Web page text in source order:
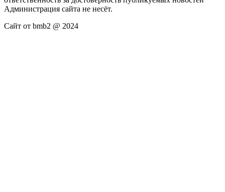
Администрация сайта не несёт.
Сайт от bmb2 @ 2024